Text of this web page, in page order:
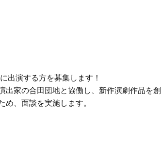
出演する方を募集します！
出家の合田団地と協働し、新作演劇作品を
め、面談を実施します。